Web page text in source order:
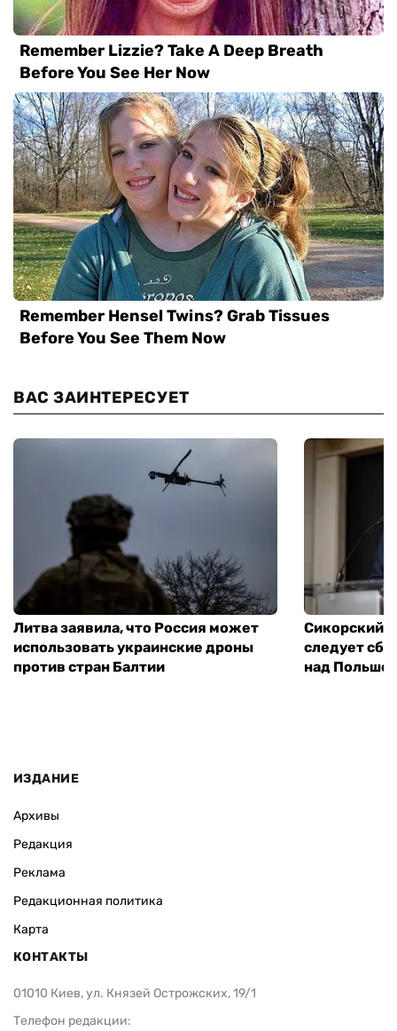
ВАС ЗАИНТЕРЕСУЕТ
Литва заявила, что Россия может
использовать украинские дроны
против стран Балтии
Сикорский:
следует
над
ИЗДАНИЕ
Архивы
Редакция
Реклама
Редакционная политика
Карта
КОНТАКТЫ
01010 Киев, ул. Князей Острожских, 19/1
Телефон редакции: